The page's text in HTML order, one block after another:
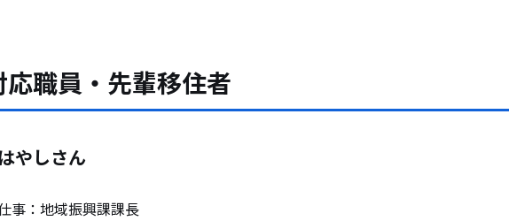
応職員・先輩移住者
やしさん
事：地域振興課課長